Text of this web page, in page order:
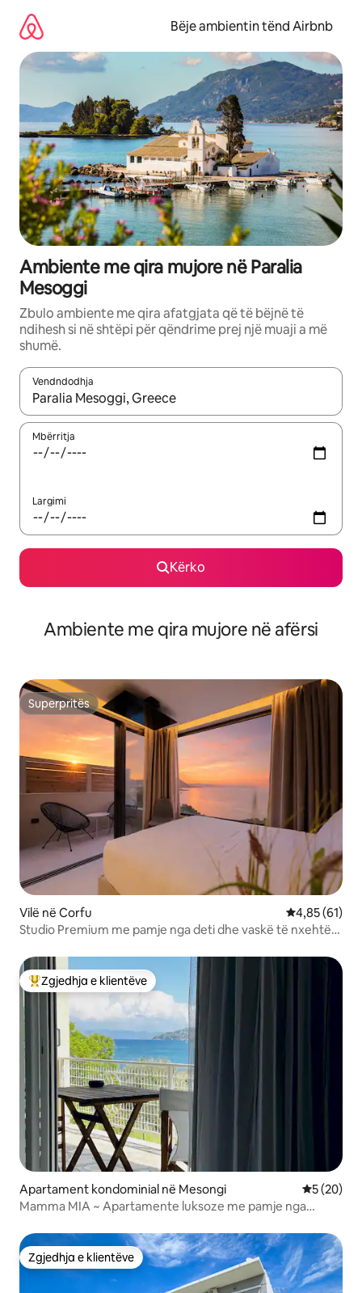
përmbajtja
Bëje ambientin tënd Airbnb
Ambiente me qira mujore në Paralia
Mesoggi
Zbulo ambiente me qira afatgjata që të bëjnë të
ndihesh si në shtëpi për qëndrime prej një muaji a më
shumë.
Vendndodhja
Kur rezultatet të jenë të disponueshme, lëviz me butonat e
Mbërritja
Largimi
Kërko
Ambiente me qira mujore në afërsi
Superpritës
Superpritës
Vilë në Corfu Vlerësimi
4,85 (61)
Studio Premium me pamje nga deti dhe vaskë të nxehtë
Më të mirat e zgjedhjeve të klientëve
Zgjedhja e klientëve
Apartament kondominial në Mesongi Vlerësimi
5 (20)
Mamma MIA ~ Apartamente luksoze me pamje nga
Zgjedhja e klientëve
Zgjedhja e klientëve